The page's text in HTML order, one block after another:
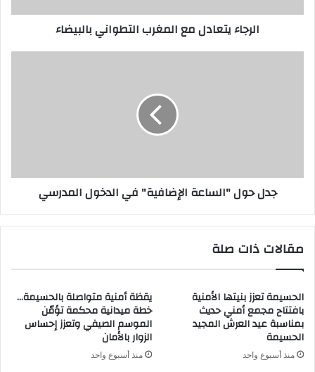
الرجاء يتعادل مع المغرب التطواني بالبيضاء
جدل حول "الساعة الإضافية" في الدخول المدرسي
مقالات ذات صلة
الحسيمة تعزز بنيتها الأمنية
بافتتاح مجمع أمني حديث
بمناسبة عيد العرش المجيد
الحسيمة
منذ أسبوع واحد
يقظة أمنية متواصلة بالحسيمة…
خطة ميدانية محكمة تؤمّن
الموسم الصيفي وتعزز إحساس
الزوار بالأمان
منذ أسبوع واحد